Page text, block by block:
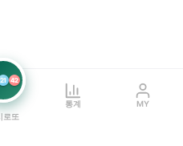
21 42
로또
통계 MY